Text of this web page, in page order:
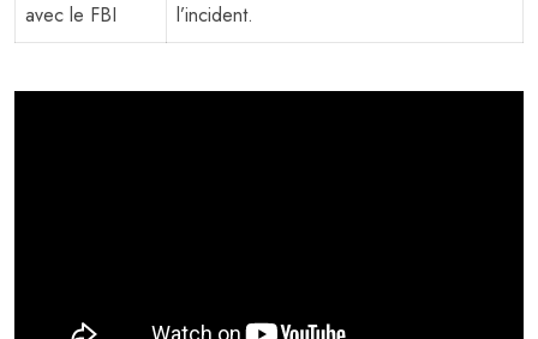
avec le FBI
l’incident.